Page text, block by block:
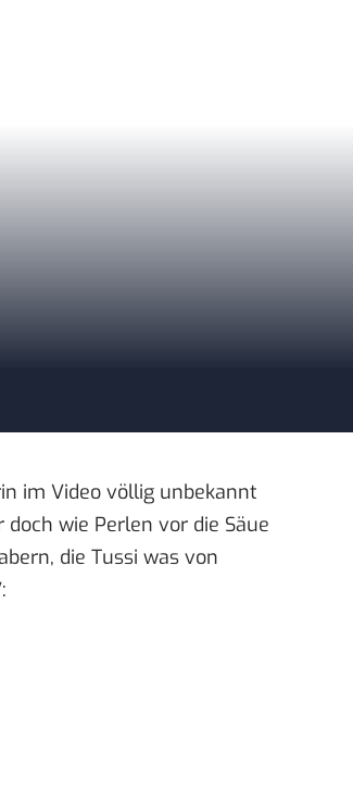
im Video völlig unbekannt
doch wie Perlen vor die Säue
die Tussi was von